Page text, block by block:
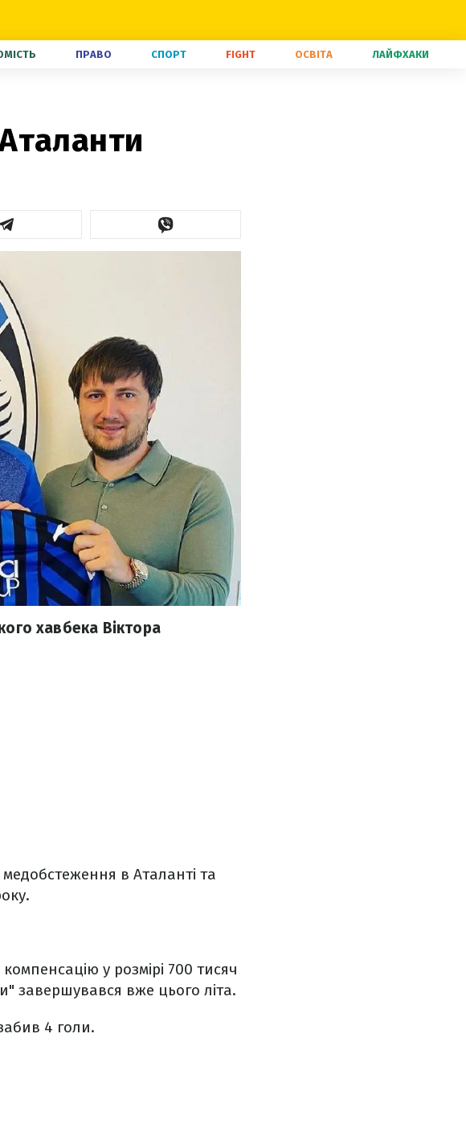
ПРАВО СПОРТ FIGHT ОСВІТА ЛАЙФХАКИ
хавбека Віктора
в Аталанті та
у розмірі 700 тисяч
завершувався вже цього літа.
4 голи.